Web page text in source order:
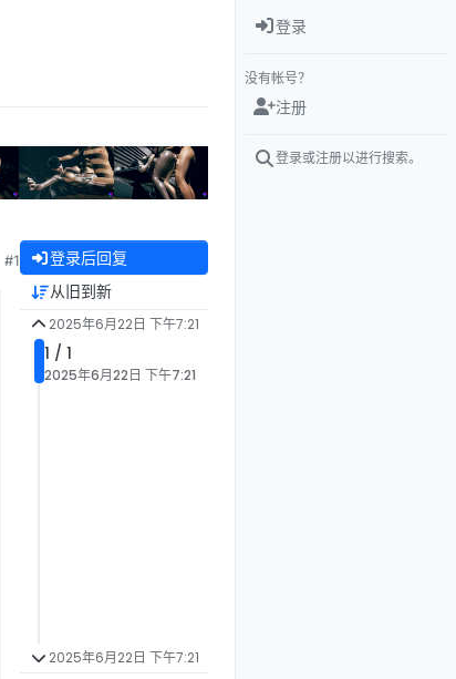
#1 登录后回复
从旧到新
2025年6月22日 下午7:21
1 / 1
2025年6月22日 下午7:21
2025年6月22日 下午7:21
登录
没有帐号？
注册
登录或注册以进行搜索。